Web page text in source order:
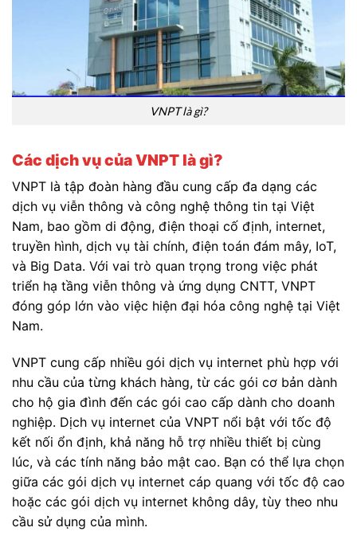
VNPT là gì?
Các dịch vụ của VNPT là gì?
VNPT là tập đoàn hàng đầu cung cấp đa dạng các
dịch vụ viễn thông và công nghệ thông tin tại Việt
Nam, bao gồm di động, điện thoại cố định, internet,
truyền hình, dịch vụ tài chính, điện toán đám mây, IoT,
và Big Data. Với vai trò quan trọng trong việc phát
triển hạ tầng viễn thông và ứng dụng CNTT, VNPT
đóng góp lớn vào việc hiện đại hóa công nghệ tại Việt
Nam.
VNPT cung cấp nhiều gói dịch vụ internet phù hợp với
nhu cầu của từng khách hàng, từ các gói cơ bản dành
cho hộ gia đình đến các gói cao cấp dành cho doanh
nghiệp. Dịch vụ internet của VNPT nổi bật với tốc độ
kết nối ổn định, khả năng hỗ trợ nhiều thiết bị cùng
lúc, và các tính năng bảo mật cao. Bạn có thể lựa chọn
giữa các gói dịch vụ internet cáp quang với tốc độ cao
hoặc các gói dịch vụ internet không dây, tùy theo nhu
cầu sử dụng của mình.